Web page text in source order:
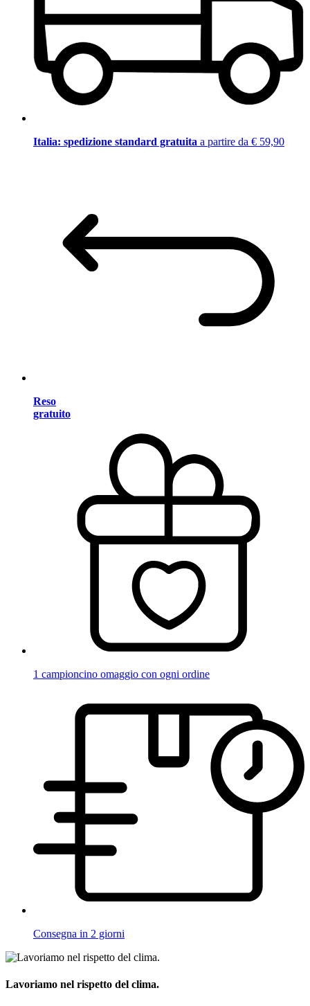
Italia: spedizione standard gratuita a partire da € 59,90
Reso
gratuito
1 campioncino omaggio con ogni ordine
Consegna in 2 giorni
Lavoriamo nel rispetto del clima.